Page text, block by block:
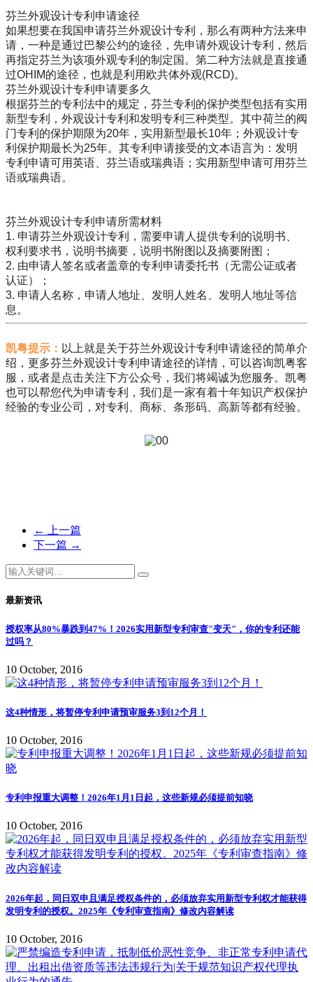
芬兰外观设计专利申请途径
如果想要在我国申请芬兰外观设计专利，那么有两种方法来申
请，一种是通过巴黎公约的途径，先申请外观设计专利，然后
再指定芬兰为该项外观专利的制定国。第二种方法就是直接通
过OHIM的途径，也就是利用欧共体外观(RCD)。
芬兰外观设计专利申请要多久
根据芬兰的专利法中的规定，芬兰专利的保护类型包括有实用
新型专利，外观设计专利和发明专利三种类型。其中荷兰的阀
门专利的保护期限为20年，实用新型最长10年；外观设计专
利保护期最长为25年。其专利申请接受的文本语言为：发明
专利申请可用英语、芬兰语或瑞典语；实用新型申请可用芬兰
语或瑞典语。
芬兰外观设计专利申请所需材料
1. 申请芬兰外观设计专利，需要申请人提供专利的说明书、
权利要求书，说明书摘要，说明书附图以及摘要附图；
2. 由申请人签名或者盖章的专利申请委托书（无需公证或者
认证）；
3. 申请人名称，申请人地址、发明人姓名、发明人地址等信
息。
凯粤提示： 以上就是关于芬兰外观设计专利申请途径的简单介
绍，更多芬兰外观设计专利申请途径的详情，可以咨询凯粤客
服，或者是点击关注下方公众号，我们将竭诚为您服务。凯粤
也可以帮您代为申请专利，我们是一家有着十年知识产权保护
经验的专业公司，对专利、商标、条形码、高新等都有经验。
←
上一篇
下一篇 →
最新资讯
授权率从80%暴跌到47%！2026实用新型专利审查"变天"，你的专利还能
过吗？
10 October, 2016
这4种情形，将暂停专利申请预审服务3到12个月！
10 October, 2016
专利申报重大调整！2026年1月1日起，这些新规必须提前知晓
10 October, 2016
2026年起，同日双申且满足授权条件的，必须放弃实用新型专利权才能获得
发明专利的授权。2025年《专利审查指南》修改内容解读
10 October, 2016